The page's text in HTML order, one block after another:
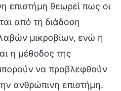
επιστήμη θεωρεί πως οι
από τη διάδοση
μικροβίων, ενώ η
η μέθοδος της
να προβλεφθούν
ανθρώπινη επιστήμη.